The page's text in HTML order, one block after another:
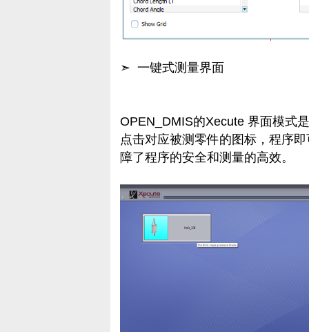
➣ 一键式测量界面
OPEN_DMIS的Xecute 界面模式
点击对应被测零件的图标，程序
障了程序的安全和测量的高效。